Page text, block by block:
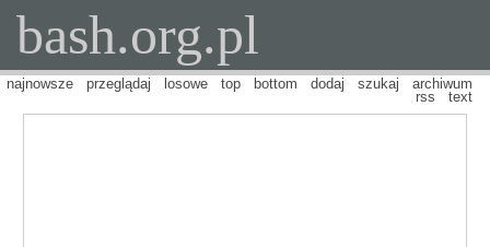
bash.org.pl
najnowsze przeglądaj losowe top bottom dodaj szukaj
archiwum
rss
text